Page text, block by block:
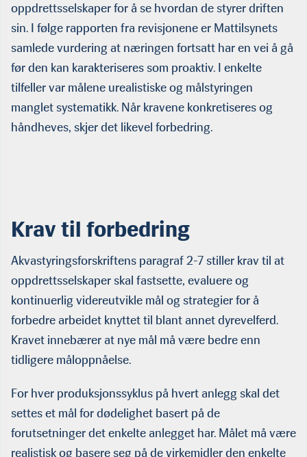
oppdrettsselskaper for å se hvordan de styrer driften
sin. I følge rapporten fra revisjonene er Mattilsynets
samlede vurdering at næringen fortsatt har en vei å gå
før den kan karakteriseres som proaktiv. I enkelte
tilfeller var målene urealistiske og målstyringen
manglet systematikk. Når kravene konkretiseres og
håndheves, skjer det likevel forbedring.
Krav til forbedring
Akvastyringsforskriftens paragraf 2-7 stiller krav til at
oppdrettsselskaper skal fastsette, evaluere og
kontinuerlig videreutvikle mål og strategier for å
forbedre arbeidet knyttet til blant annet dyrevelferd.
Kravet innebærer at nye mål må være bedre enn
tidligere måloppnåelse.
For hver produksjonssyklus på hvert anlegg skal det
settes et mål for dødelighet basert på de
forutsetninger det enkelte anlegget har. Målet må være
realistisk og basere seg på de virkemidler den enkelte